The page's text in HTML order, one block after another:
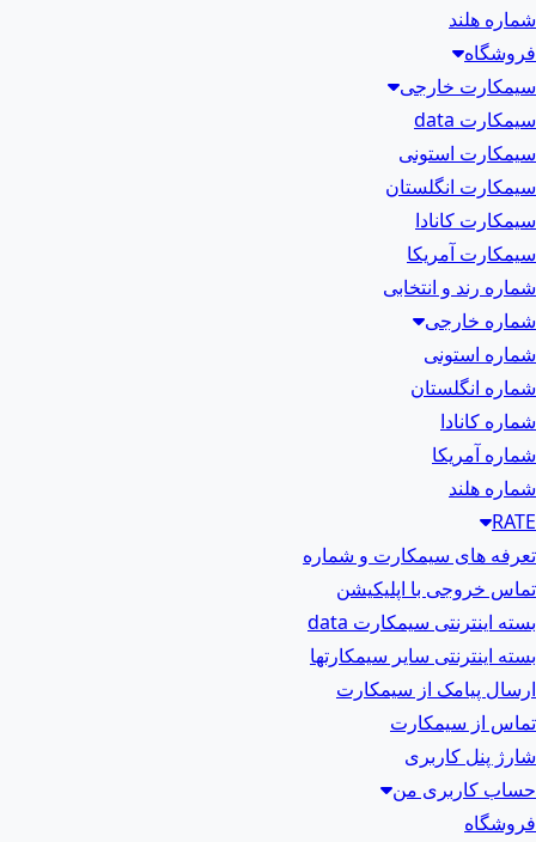
شماره هلند
فروشگاه
سیمکارت خارجی
سیمکارت data
سیمکارت استونی
سیمکارت انگلستان
سیمکارت کانادا
سیمکارت آمریکا
شماره رند و انتخابی
شماره خارجی
شماره استونی
شماره انگلستان
شماره کانادا
شماره آمریکا
شماره هلند
RATE
تعرفه های سیمکارت و شماره
تماس خروجی با اپلیکیشن
بسته اینترنتی سیمکارت data
بسته اینترنتی سایر سیمکارتها
ارسال پیامک از سیمکارت
تماس از سیمکارت
شارژ پنل کاربری
حساب کاربری من
فروشگاه